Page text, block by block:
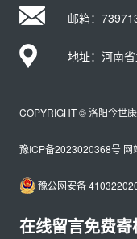
邮箱：
地址：河南
COPYRIGHT © 洛阳今世
豫ICP备2023020368号 网
豫公网安备
在线留言免费